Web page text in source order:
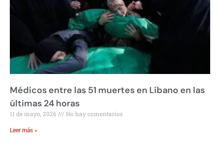
Médicos entre las 51 muertes en Líbano en las
últimas 24 horas
11 de mayo, 2026 No hay comentarios
Leer más »